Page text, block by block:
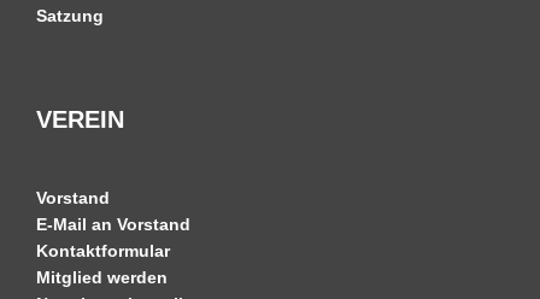
Satzung
VEREIN
Vorstand
E-Mail an Vorstand
Kontaktformular
Mitglied werden